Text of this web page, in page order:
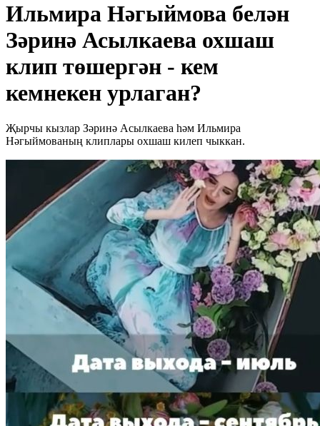
Ильмира Нәгыймова белән
Зәринә Асылкаева охшаш
клип төшергән - кем
кемнекен урлаган?
Җырчы кызлар Зәринә Асылкаева һәм Ильмира
Нәгыймованың клиплары охшаш килеп чыккан.